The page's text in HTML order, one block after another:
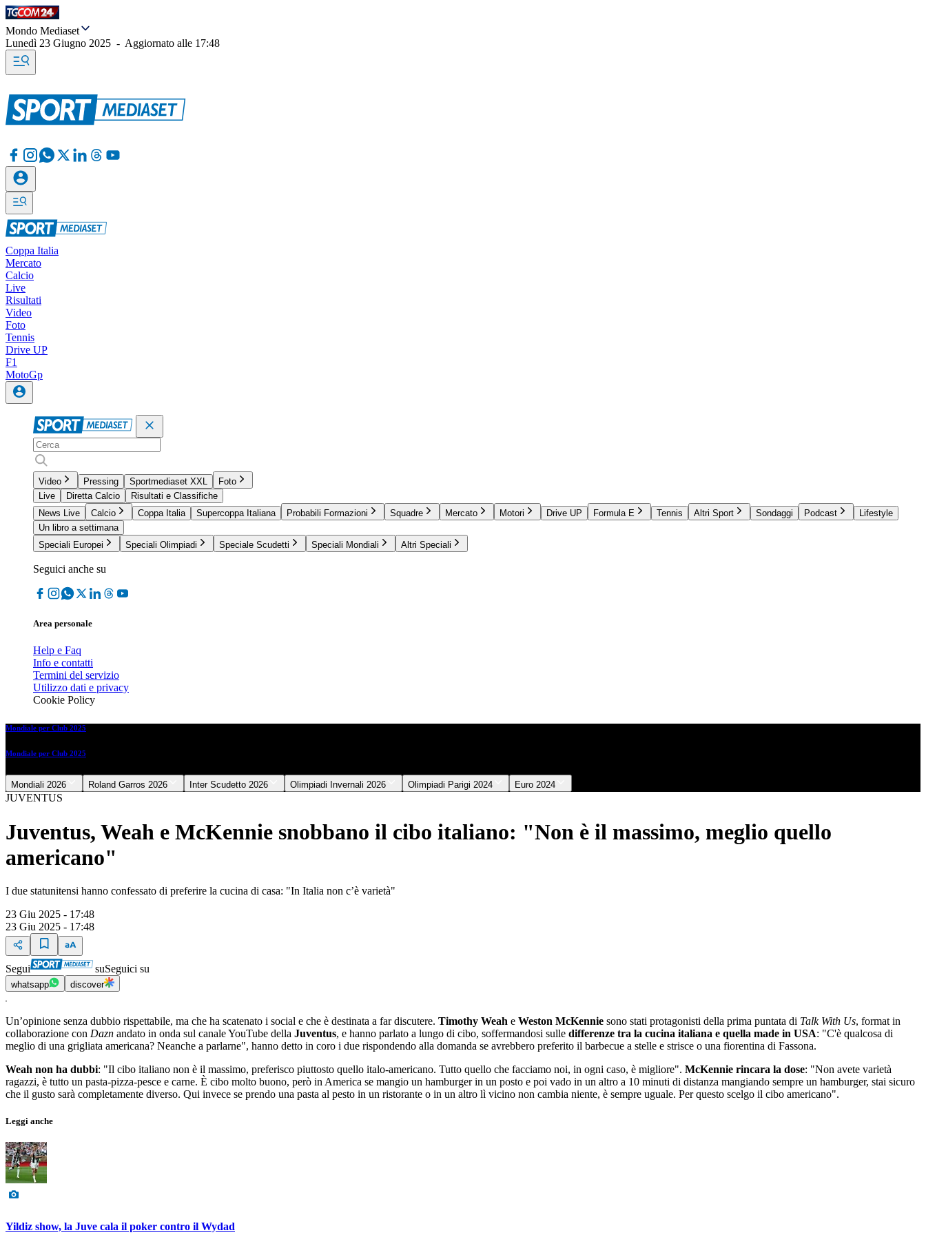
Mondo Mediaset
Lunedì 23 Giugno 2025 - Aggiornato alle 17:48
Coppa Italia
Mercato
Calcio
Live
Risultati
Video
Foto
Tennis
Drive UP
F1
MotoGp
Video Pressing Sportmediaset XXL
Foto
Live
Diretta Calcio
Risultati e Classifiche
News Live
Calcio Coppa Italia Supercoppa Italiana Probabili Formazioni Squadre Mercato Motori Drive UP Formula E Tennis Altri Sport Sondaggi Podcast
Lifestyle
Un libro a settimana
Speciali Europei
Speciali Olimpiadi Speciale Scudetti Speciali Mondiali Altri Speciali
Seguici anche su
Area personale
Help e Faq
Info e contatti
Termini del servizio
Utilizzo dati e privacy
Cookie Policy
Mondiale per Club 2025
Mondiale per Club 2025
Mondiali 2026 Roland Garros 2026 Inter Scudetto 2026 Olimpiadi Invernali 2026 Olimpiadi Parigi 2024 Euro 2024
JUVENTUS
Juventus, Weah e McKennie snobbano il cibo italiano: "Non è il massimo, meglio quello
americano"
I due statunitensi hanno confessato di preferire la cucina di casa: "In Italia non c’è varietà"
23 Giu 2025 - 17:48
23 Giu 2025 - 17:48
Segui suSeguici su
whatsapp discover
Un’opinione senza dubbio rispettabile, ma che ha scatenato i social e che è destinata a far discutere. Timothy Weah e Weston McKennie sono stati protagonisti della prima puntata di Talk With Us, format in
collaborazione con Dazn andato in onda sul canale YouTube della Juventus, e hanno parlato a lungo di cibo, soffermandosi sulle differenze tra la cucina italiana e quella made in USA: "C'è qualcosa di
meglio di una grigliata americana? Neanche a parlarne", hanno detto in coro i due rispondendo alla domanda se avrebbero preferito il barbecue a stelle e strisce o una fiorentina di Fassona.
Weah non ha dubbi: "Il cibo italiano non è il massimo, preferisco piuttosto quello italo-americano. Tutto quello che facciamo noi, in ogni caso, è migliore". McKennie rincara la dose: "Non avete varietà
ragazzi, è tutto un pasta-pizza-pesce e carne. È cibo molto buono, però in America se mangio un hamburger in un posto e poi vado in un altro a 10 minuti di distanza mangiando sempre un hamburger, stai sicuro
che il gusto sarà completamente diverso. Qui invece se prendo una pasta al pesto in un ristorante o in un altro lì vicino non cambia niente, è sempre uguale. Per questo scelgo il cibo americano".
Leggi anche
Yildiz show, la Juve cala il poker contro il Wydad